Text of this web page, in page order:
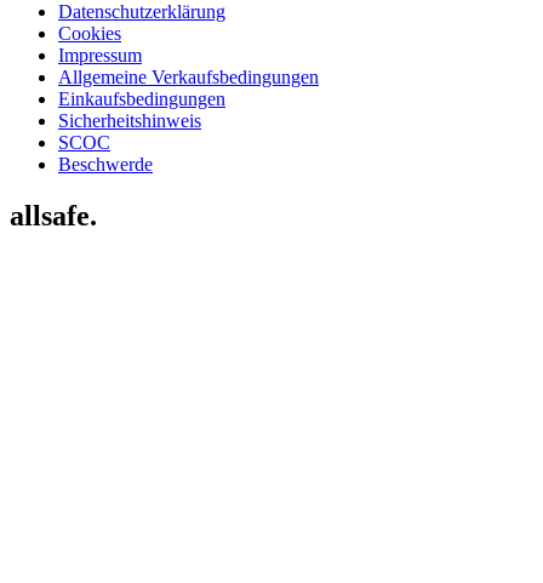
Datenschutzerklärung
Cookies
Impressum
Allgemeine Verkaufsbedingungen
Einkaufsbedingungen
Sicherheitshinweis
SCOC
Beschwerde
allsafe.